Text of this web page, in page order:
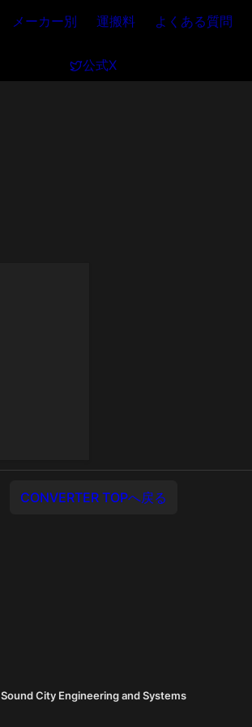
メーカー別 運搬料 よくある質問
公式X
CONVERTER TOPへ戻る
Sound City Engineering and Systems